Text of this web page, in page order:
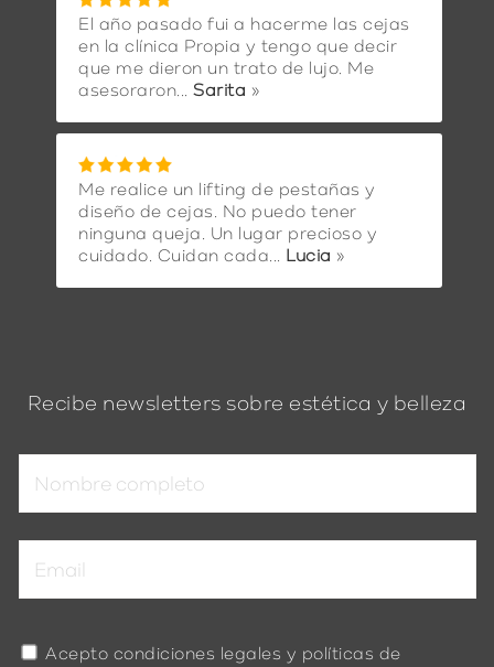
El año pasado fui a hacerme las cejas
en la clínica Propia y tengo que decir
que me dieron un trato de lujo. Me
asesoraron...Sarita »
Me realice un lifting de pestañas y
diseño de cejas. No puedo tener
ninguna queja. Un lugar precioso y
cuidado. Cuidan cada... Lucia »
Recibe newsletters sobre estética y belleza
Acepto condiciones legales y políticas de